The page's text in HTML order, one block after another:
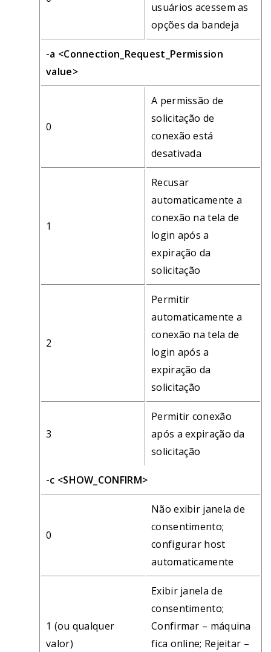
usuários acessem as
opções da bandeja
-a <Connection_Request_Permission
value>
0
A permissão de
solicitação de
conexão está
desativada
1
Recusar
automaticamente a
conexão na tela de
login após a
expiração da
solicitação
2
Permitir
automaticamente a
conexão na tela de
login após a
expiração da
solicitação
3
Permitir conexão
após a expiração da
solicitação
-c <SHOW_CONFIRM>
0
Não exibir janela de
consentimento;
configurar host
automaticamente
1 (ou qualquer
valor)
Exibir janela de
consentimento;
Confirmar – máquina
fica online; Rejeitar –